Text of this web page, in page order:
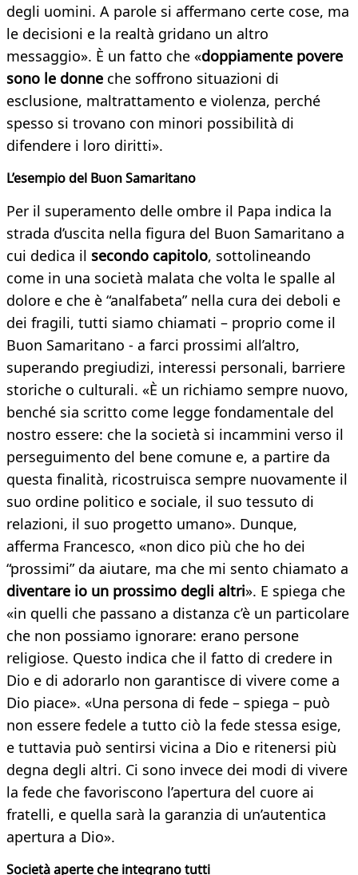
degli uomini. A parole si affermano certe cose, ma
le decisioni e la realtà gridano un altro
messaggio». È un fatto che «doppiamente povere
sono le donne che soffrono situazioni di
esclusione, maltrattamento e violenza, perché
spesso si trovano con minori possibilità di
difendere i loro diritti».
L’esempio del Buon Samaritano
Per il superamento delle ombre il Papa indica la
strada d’uscita nella figura del Buon Samaritano a
cui dedica il secondo capitolo, sottolineando
come in una società malata che volta le spalle al
dolore e che è “analfabeta” nella cura dei deboli e
dei fragili, tutti siamo chiamati – proprio come il
Buon Samaritano - a farci prossimi all’altro,
superando pregiudizi, interessi personali, barriere
storiche o culturali. «È un richiamo sempre nuovo,
benché sia scritto come legge fondamentale del
nostro essere: che la società si incammini verso il
perseguimento del bene comune e, a partire da
questa finalità, ricostruisca sempre nuovamente il
suo ordine politico e sociale, il suo tessuto di
relazioni, il suo progetto umano». Dunque,
afferma Francesco, «non dico più che ho dei
“prossimi” da aiutare, ma che mi sento chiamato a
diventare io un prossimo degli altri». E spiega che
«in quelli che passano a distanza c’è un particolare
che non possiamo ignorare: erano persone
religiose. Questo indica che il fatto di credere in
Dio e di adorarlo non garantisce di vivere come a
Dio piace». «Una persona di fede – spiega – può
non essere fedele a tutto ciò la fede stessa esige,
e tuttavia può sentirsi vicina a Dio e ritenersi più
degna degli altri. Ci sono invece dei modi di vivere
la fede che favoriscono l’apertura del cuore ai
fratelli, e quella sarà la garanzia di un’autentica
apertura a Dio».
Società aperte che integrano tutti